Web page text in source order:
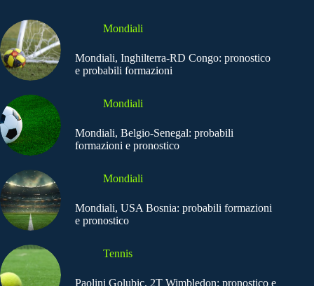
Mondiali
Mondiali, Inghilterra-RD Congo: pronostico
e probabili formazioni
Mondiali
Mondiali, Belgio-Senegal: probabili
formazioni e pronostico
Mondiali
Mondiali, USA Bosnia: probabili formazioni
e pronostico
Tennis
Paolini Golubic, 2T Wimbledon: pronostico e